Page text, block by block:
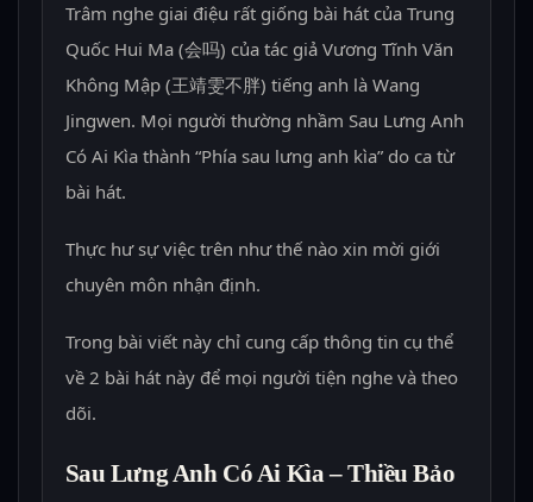
Trâm nghe giai điệu rất giống bài hát của Trung
Quốc Hui Ma (会吗) của tác giả Vương Tĩnh Văn
Không Mập (王靖雯不胖) tiếng anh là Wang
Jingwen. Mọi người thường nhầm Sau Lưng Anh
Có Ai Kìa thành “Phía sau lưng anh kìa” do ca từ
bài hát.
Thực hư sự việc trên như thế nào xin mời giới
chuyên môn nhận định.
Trong bài viết này chỉ cung cấp thông tin cụ thể
về 2 bài hát này để mọi người tiện nghe và theo
dõi.
Sau Lưng Anh Có Ai Kìa – Thiều Bảo